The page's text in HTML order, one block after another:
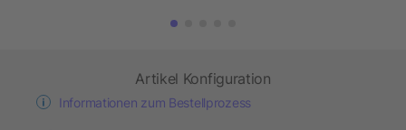
Artikel Konfiguration
Informationen zum Bestellprozess